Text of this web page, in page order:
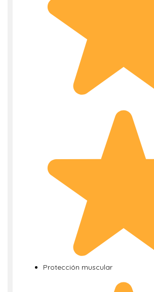
Protección muscular